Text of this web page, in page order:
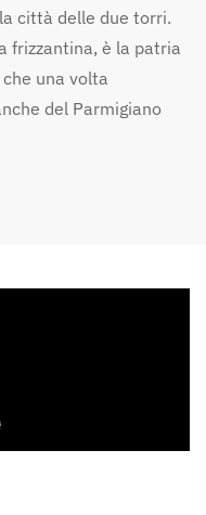
città delle due torri.
frizzantina, è la patria
una volta
del Parmigiano